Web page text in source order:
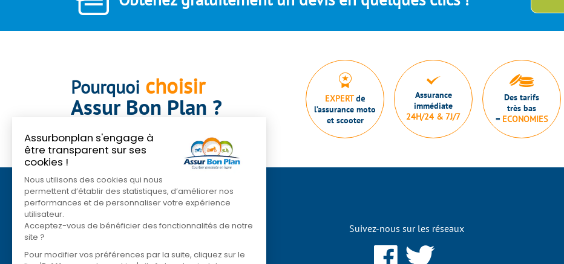
Assurbonplan s'engage à
être transparent sur ses
cookies !
Nous utilisons des cookies qui nous
permettent d’établir des statistiques, d’améliorer nos
performances et de personnaliser votre expérience
utilisateur.
Acceptez-vous de bénéficier des fonctionnalités de notre
site ?
Pour modifier vos préférences par la suite, cliquez sur le
Pourquoi choisir
Assur Bon Plan ? EXPERTde
l’assurance moto
et scooter
Assurance
immédiate
24H/24 & 7J/7
Des tarifs
très bas
= ECONOMIES
Qui sommes nous ?
Nous contacter
Conditions Générales
Suivez-nous sur les réseaux